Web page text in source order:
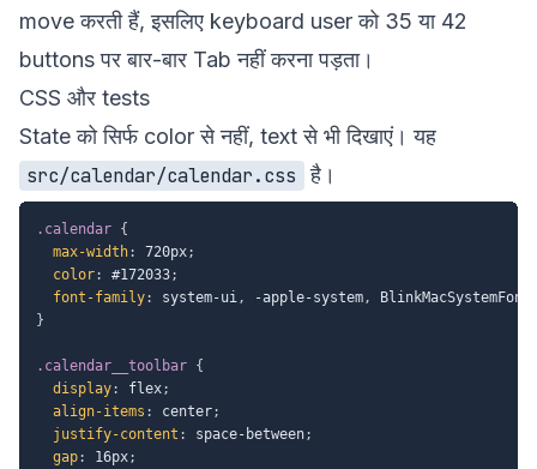
move करती हैं, इसलिए keyboard user को 35 या 42
buttons पर बार-बार Tab नहीं करना पड़ता।
CSS और tests
State को सिर्फ color से नहीं, text से भी दिखाएं। यह
src/calendar/calendar.css है।
.calendar {
max-width: 720px;
color: #172033;
font-family: system-ui, -apple-system, BlinkMacSystemFont
}
.calendar__toolbar {
display: flex;
align-items : center;
justify-content : space-between;
gap: 16px;